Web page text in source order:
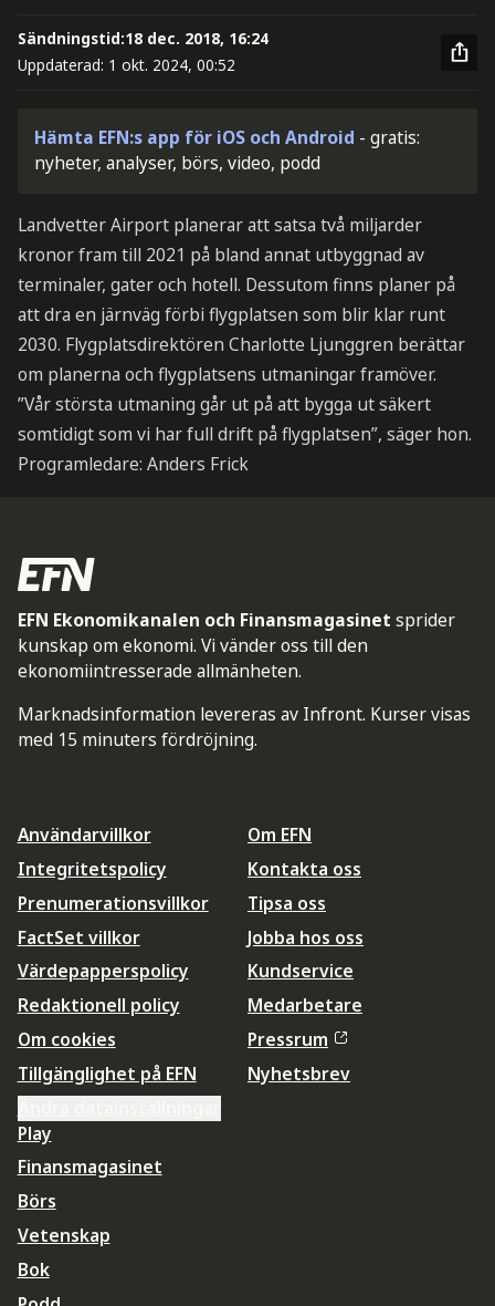
Sändningstid:18 dec. 2018, 16:24
Uppdaterad: 1 okt. 2024, 00:52
Hämta EFN:s app för iOS och Android - gratis:
nyheter, analyser, börs, video, podd
Landvetter Airport planerar att satsa två miljarder
kronor fram till 2021 på bland annat utbyggnad av
terminaler, gater och hotell. Dessutom finns planer på
att dra en järnväg förbi flygplatsen som blir klar runt
2030. Flygplatsdirektören Charlotte Ljunggren berättar
om planerna och flygplatsens utmaningar framöver.
”Vår största utmaning går ut på att bygga ut säkert
somtidigt som vi har full drift på flygplatsen”, säger hon.
Programledare: Anders Frick
EFN Ekonomikanalen och Finansmagasinet sprider
kunskap om ekonomi. Vi vänder oss till den
ekonomiintresserade allmänheten.
Marknadsinformation levereras av Infront. Kurser visas
med 15 minuters fördröjning.
Användarvillkor
Integritetspolicy
Prenumerationsvillkor
FactSet villkor
Värdepapperspolicy
Redaktionell policy
Om cookies
Tillgänglighet på EFN
Om EFN
Kontakta oss
Tipsa oss
Jobba hos oss
Kundservice
Medarbetare
Pressrum
Nyhetsbrev
Play
Finansmagasinet
Börs
Vetenskap
Bok